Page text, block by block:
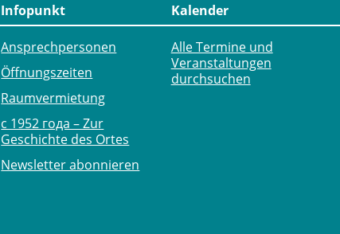
Infopunkt
Ansprechpersonen
Öffnungszeiten
Raumvermietung
с 1952 года – Zur
Geschichte des Ortes
Newsletter abonnieren
Kalender
Alle Termine und
Veranstaltungen
durchsuchen